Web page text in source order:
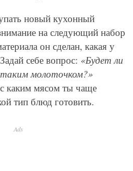
новый кухонный
на следующий набор
он сделан, какая у
себе вопрос: «Будет ли
таким молоточком?»
каким мясом ты чаще
тип блюд готовить.
Ads